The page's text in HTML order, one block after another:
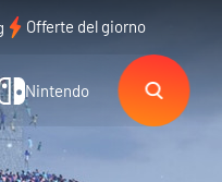
Offerte del giorno
Nintendo